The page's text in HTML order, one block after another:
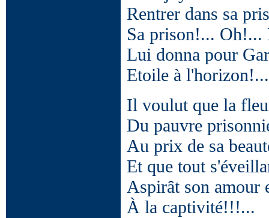
Rentrer dans sa
Sa prison!... Oh!...
Lui donna pour
Etoile à l'horizon!...
Il voulut que la
Du pauvre
Au prix de sa
Et que tout
Aspirât son amour
À la captivité!!!...